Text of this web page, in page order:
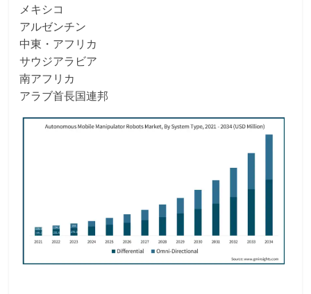
メキシコ
アルゼンチン
中東・アフリカ
サウジアラビア
南アフリカ
アラブ首長国連邦